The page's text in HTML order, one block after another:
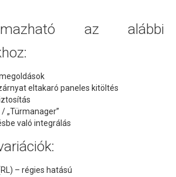
az alábbi
eltakaró paneles kitöltés
„Türmanager”
való integrálás
– régies hatású